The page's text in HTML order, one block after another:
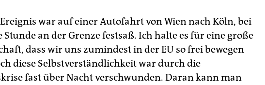
war auf einer Autofahrt von Wien nach Köln, bei
Stunde an der Grenze festsaß. Ich halte es für eine große
dass wir uns zumindest in der EU so frei bewegen
diese Selbstverständlichkeit war durch die
fast über Nacht verschwunden. Daran kann man